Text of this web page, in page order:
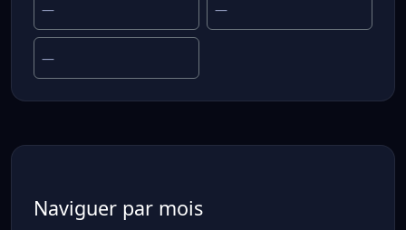
— —
—
Naviguer par mois